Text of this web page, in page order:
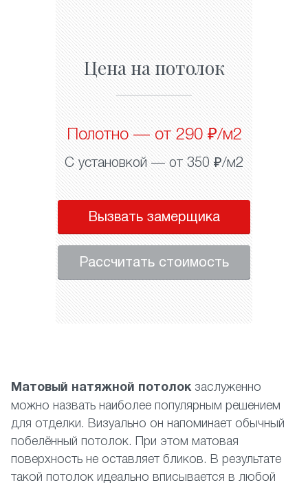
Цена на потолок
Полотно — от 290 ₽/м2
С установкой — от 350 ₽/м2
Вызвать замерщика
Рассчитать стоимость
Матовый натяжной потолок заслуженно
можно назвать наиболее популярным решением
для отделки. Визуально он напоминает обычный
побелённый потолок. При этом матовая
поверхность не оставляет бликов. В результате
такой потолок идеально вписывается в любой